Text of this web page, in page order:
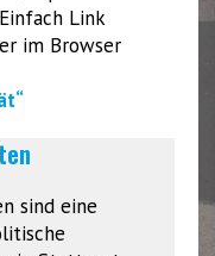
Link
im Browser
sind eine